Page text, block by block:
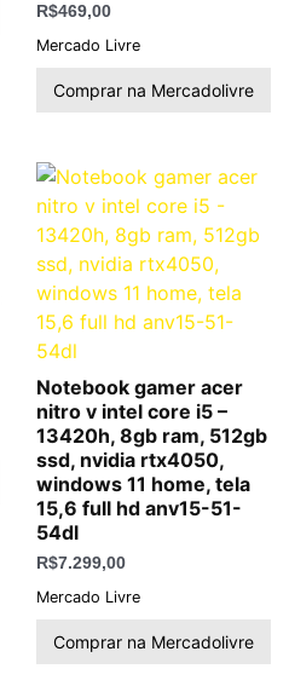
R$469,00
Mercado Livre
Comprar na Mercadolivre
Notebook gamer acer
nitro v intel core i5 –
13420h, 8gb ram, 512gb
ssd, nvidia rtx4050,
windows 11 home, tela
15,6 full hd anv15-51-
54dl
R$7.299,00
Mercado Livre
Comprar na Mercadolivre